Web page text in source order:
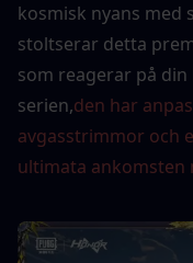
kosmisk nyans med
stoltserar detta
som reagerar på
serien,den har
avgasstrimmor och
ultimata ankomsten